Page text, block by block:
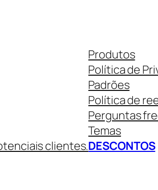
clientes.
Produtos
Política de
Padrões
Política de
Perguntas
Temas
DESCONTOS